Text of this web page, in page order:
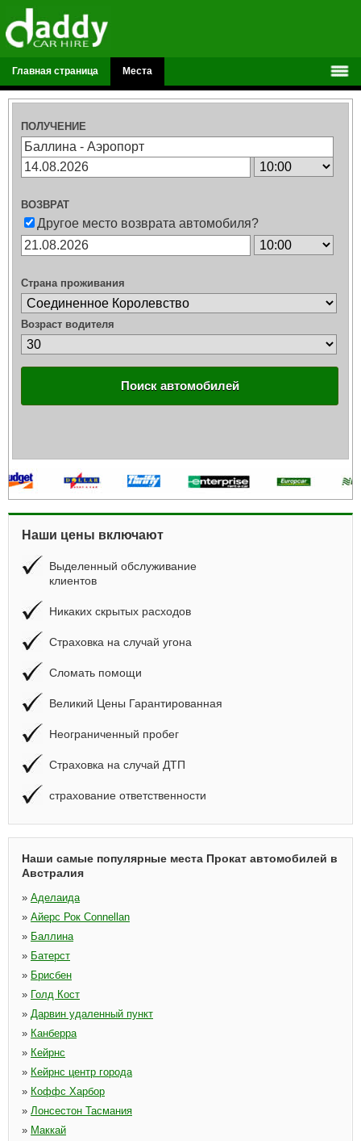
Главная страница Места
ПОЛУЧЕНИЕ
ВОЗВРАТ
Другое место возврата автомобиля?
Страна проживания
Возраст водителя
Поиск автомобилей
Наши цены включают
Выделенный обслуживание
клиентов
Никаких скрытых расходов
Страховка на случай угона
Сломать помощи
Великий Цены Гарантированная
Неограниченный пробег
Страховка на случай ДТП
страхование ответственности
Наши самые популярные места Прокат автомобилей в
Австралия
» Аделаида
» Айерс Рок Connellan
» Баллина
» Батерст
» Брисбен
» Голд Кост
» Дарвин удаленный пункт
» Канберра
» Кейрнс
» Кейрнс центр города
» Коффс Харбор
» Лонсестон Тасмания
» Маккай